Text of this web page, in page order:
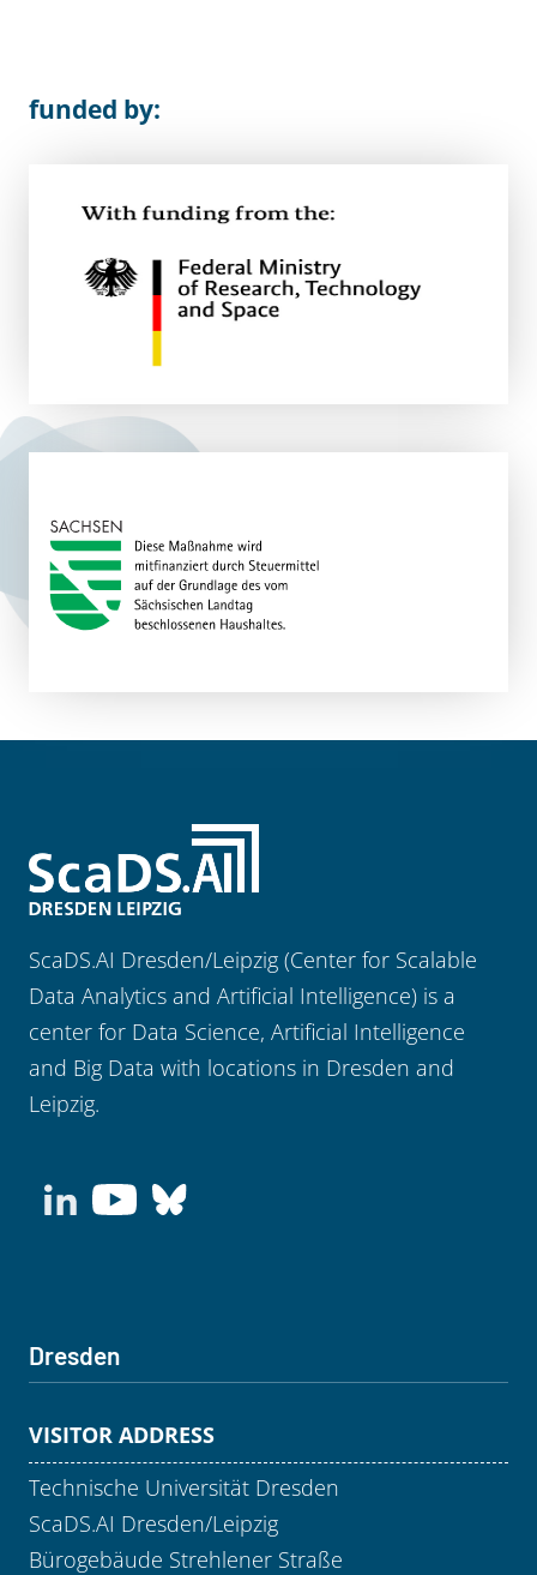
funded by:
ScaDS.AI Dresden/Leipzig (Center for Scalable
Data Analytics and Artificial Intelligence) is a
center for Data Science, Artificial Intelligence
and Big Data with locations in Dresden and
Leipzig.
Dresden
VISITOR ADDRESS
Technische Universität Dresden
ScaDS.AI Dresden/Leipzig
Bürogebäude Strehlener Straße